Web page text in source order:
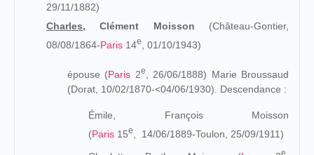
29/11/1882)
Charles, Clément Moisson (Château-Gontier,
08/08/1864-Paris 14e , 01/10/1943)
épouse (Paris 2e , 26/06/1888) Marie Broussaud
(Dorat, 10/02/1870-<04/06/1930). Descendance :
Émile, François Moisson
(Paris 15e
14/06/1889-Toulon, 25/09/1911)
e